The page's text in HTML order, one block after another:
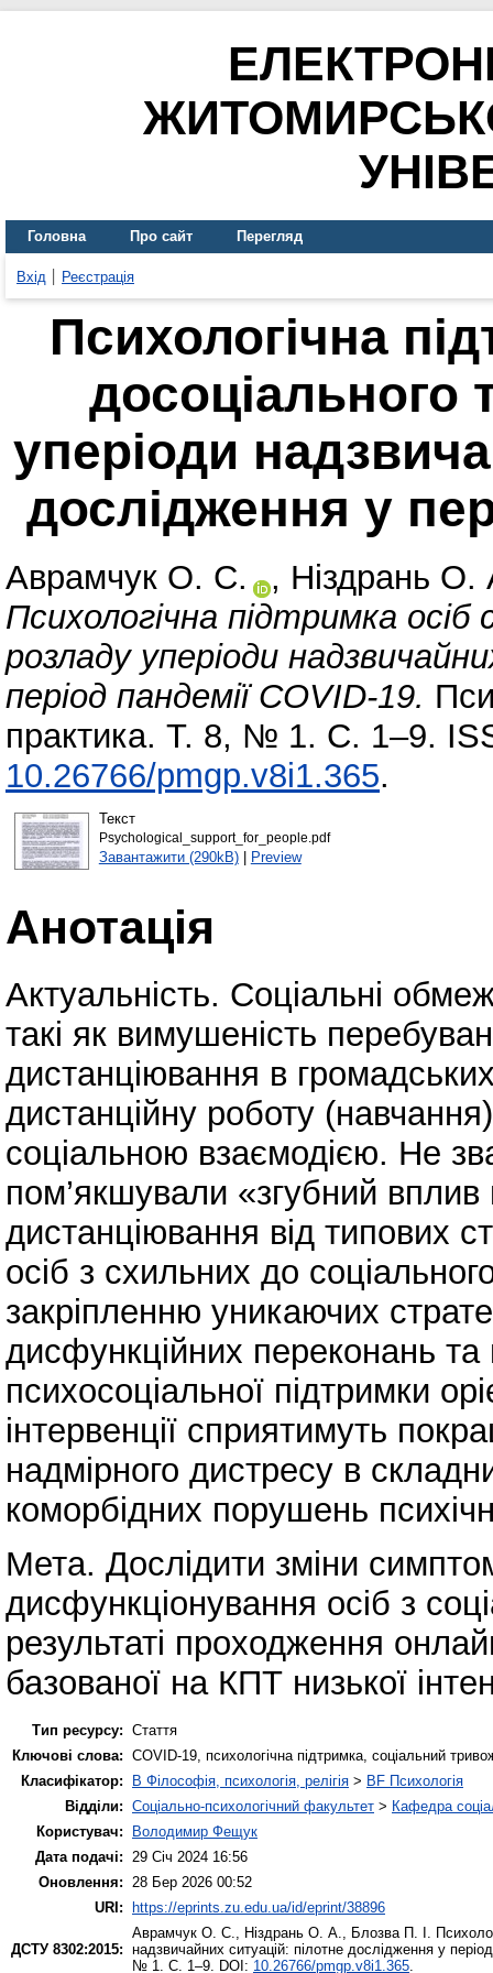
Головна Про сайт Перегляд
Вхід Реєстрація
Психологічна
досоціального
уперіоди
дослідження у
Аврамчук О. С. , Ніздрань О.
Психологічна підтримка
розладу уперіоди
період пандемії COVID-19.
практика. Т. 8, № 1. С. 1–9.
10.26766/pmgp.v8i1.365.
Текст
Psychological_support_for_people.pdf
Завантажити (290kB)| Preview
Анотація
Актуальність. Соціальні
такі як вимушеність
дистанціювання в
дистанційну роботу
соціальною взаємодією. Не
пом’якшували «згубний вплив
дистанціювання від типових
осіб з схильних до
закріпленню уникаючих
дисфункційних переконань
психосоціальної підтримки
інтервенції сприятимуть
надмірного дистресу в
коморбідних порушень
Мета. Дослідити зміни
дисфункціонування осіб з
результаті проходження
базованої на КПТ низької
Тип ресурсу: Стаття
Ключові слова: COVID-19, психологічна підтримка, соціальний
Класифікатор:
B Філософія, психологія, релігія > BF Психологія
Відділи: Соціально-психологічний факультет > Кафедра
Користувач:
Володимир Фещук
Дата подачі: 29 Січ 2024 16:56
Оновлення: 28 Бер 2026 00:52
URI:
https://eprints.zu.edu.ua/id/eprint/38896
ДСТУ 8302:2015:
Аврамчук О. С., Ніздрань О. А., Блозва П. І.
надзвичайних ситуацій: пілотне дослідження у
№ 1. С. 1–9. DOI: 10.26766/pmgp.v8i1.365.